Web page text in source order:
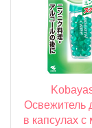
Освежитель
в капсулах